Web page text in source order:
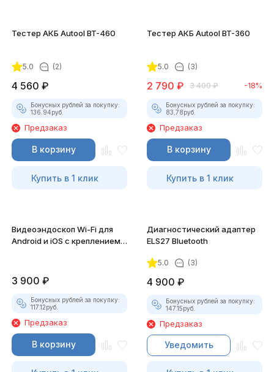
Тестер АКБ Autool BT-460
5.0 (2)
4 560 ₽
Бонусных рублей за покупку:
136.94руб.
Предзаказ
В корзину
Купить в 1 клик
Тестер АКБ Autool BT-360
5.0 (3)
2 790 ₽ 3 400 ₽ -18%
Бонусных рублей за покупку:
83.78руб.
Предзаказ
В корзину
Купить в 1 клик
Видеоэндоскоп Wi-Fi для
Android и iOS с креплением
3 900 ₽
Бонусных рублей за покупку:
117.12руб.
Предзаказ
В корзину
Диагностический адаптер
ELS27 Bluetooth
5.0 (3)
4 900 ₽
Бонусных рублей за покупку:
147.15руб.
Предзаказ
Уведомить